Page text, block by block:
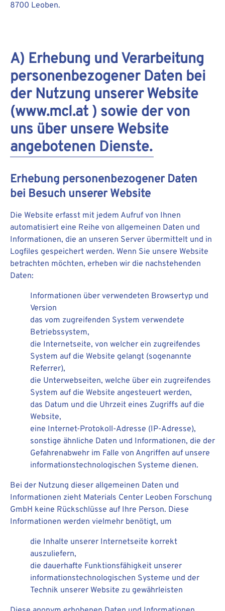
8700 Leoben.
A) Erhebung und Verarbeitung
personenbezogener Daten bei
der Nutzung unserer Website
(www.mcl.at ) sowie der von
uns über unsere Website
angebotenen Dienste.
Erhebung personenbezogener Daten
bei Besuch unserer Website
Die Website erfasst mit jedem Aufruf von Ihnen
automatisiert eine Reihe von allgemeinen Daten und
Informationen, die an unseren Server übermittelt und in
Logfiles gespeichert werden. Wenn Sie unsere Website
betrachten möchten, erheben wir die nachstehenden
Daten:
Informationen über verwendeten Browsertyp und
Version
das vom zugreifenden System verwendete
Betriebssystem,
die Internetseite, von welcher ein zugreifendes
System auf die Website gelangt (sogenannte
Referrer),
die Unterwebseiten, welche über ein zugreifendes
System auf die Website angesteuert werden,
das Datum und die Uhrzeit eines Zugriffs auf die
Website,
eine Internet-Protokoll-Adresse (IP-Adresse),
sonstige ähnliche Daten und Informationen, die der
Gefahrenabwehr im Falle von Angriffen auf unsere
informationstechnologischen Systeme dienen.
Bei der Nutzung dieser allgemeinen Daten und
Informationen zieht Materials Center Leoben Forschung
GmbH keine Rückschlüsse auf Ihre Person. Diese
Informationen werden vielmehr benötigt, um
die Inhalte unserer Internetseite korrekt
auszuliefern,
die dauerhafte Funktionsfähigkeit unserer
informationstechnologischen Systeme und der
Technik unserer Website zu gewährleisten